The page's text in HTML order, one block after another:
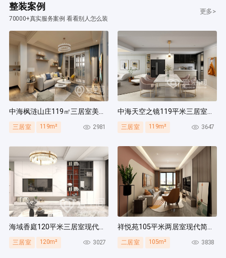
整装案例
70000+真实服务案例 看看别人怎么装
更多>
中海枫涟山庄119㎡三居室美式风装修案例
三居室 119m² 2981
中海天空之镜119平米三居室北欧风装修案例
三居室 119m² 3647
海域香庭120平米三居室现代简约风装修案例
三居室 120m² 3027
祥悦苑105平米两居室现代简约风装修案例
二居室 105m² 3838